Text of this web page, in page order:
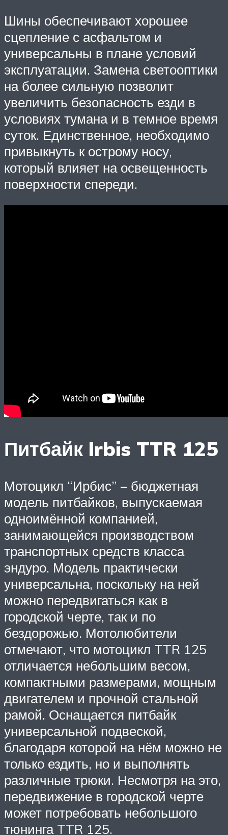
Шины обеспечивают хорошее
сцепление с асфальтом и
универсальны в плане условий
эксплуатации. Замена светооптики
на более сильную позволит
увеличить безопасность езди в
условиях тумана и в темное время
суток. Единственное, необходимо
привыкнуть к острому носу,
который влияет на освещенность
поверхности спереди.
Питбайк Irbis TTR 125
Мотоцикл “Ирбис” – бюджетная
модель питбайков, выпускаемая
одноимённой компанией,
занимающейся производством
транспортных средств класса
эндуро. Модель практически
универсальна, поскольку на ней
можно передвигаться как в
городской черте, так и по
бездорожью. Мотолюбители
отмечают, что мотоцикл TTR 125
отличается небольшим весом,
компактными размерами, мощным
двигателем и прочной стальной
рамой. Оснащается питбайк
универсальной подвеской,
благодаря которой на нём можно не
только ездить, но и выполнять
различные трюки. Несмотря на это,
передвижение в городской черте
может потребовать небольшого
тюнинга TTR 125.